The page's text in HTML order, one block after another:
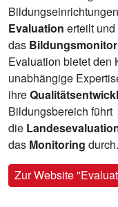
Evaluation erteilt
das
Evaluation bietet den
unabhängige
ihre
Bildungsbereich führt
die
das Monitoring durch.
Zur Website